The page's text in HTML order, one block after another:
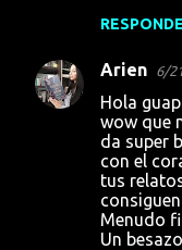
Arien 6/
Hola
wow que
da super
con el
tus
consiguen
Menudo
Un besazo